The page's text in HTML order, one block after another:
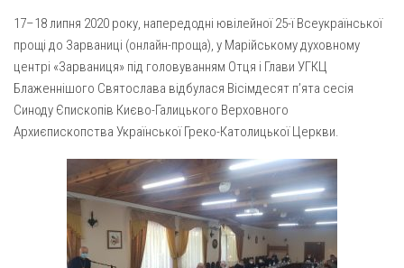
Покрови Пресвятої Богородиці (с. Вільча)
Преображенська парафія (м. Лозова)
Парафія Благовіщення Пресвятої Богородиці (смт
(Красноград)
Парохії Полтавської області
Пресвятої Трійці (м. Полтава)
Всіх Святих українського народу (м. Полтава)
Надруковані числа
Молитви
Галерея
Рух pro-life
17–18 липня 2020 року, напередодні ювілейної 25-ї Всеукраїнської
прощі до Зарваниці (онлайн-проща), у Марійському духовному
центрі «Зарваниця» під головуванням Отця і Глави УГКЦ
Блаженнішого Святослава відбулася Вісімдесят п’ята сесія
Синоду Єпископів Києво-Галицького Верховного
Архиєпископства Української Греко-Католицької Церкви.